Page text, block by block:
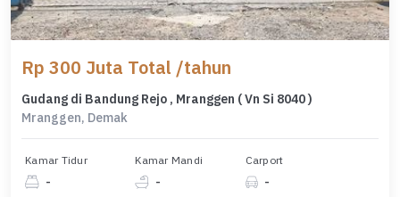
Rp 300 Juta Total /tahun
Gudang di Bandung Rejo , Mranggen ( Vn Si 8040 )
Mranggen, Demak
Kamar Tidur
-
Kamar Mandi
-
Carport
-